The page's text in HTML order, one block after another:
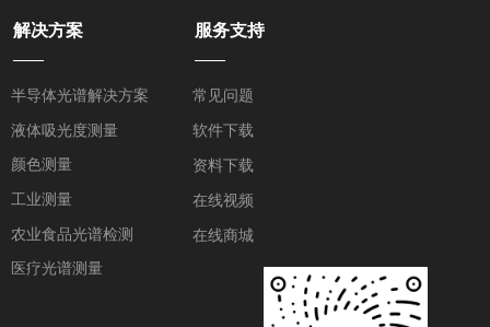
半导体光谱解决方案
液体吸光度测量
颜色测量
工业测量
农业食品光谱检测
医疗光谱测量
解决方案
——
常见问题
软件下载
资料下载
在线视频
在线商城
服务支持
——